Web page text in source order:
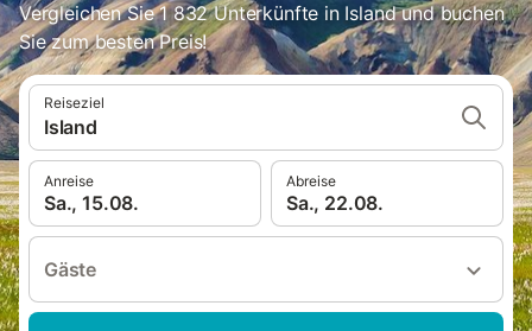
Vergleichen Sie 1 832 Unterkünfte in Island und buchen
Sie zum besten Preis!
Reiseziel
Island
Anreise
Sa., 15.08.
Abreise
Sa., 22.08.
Gäste